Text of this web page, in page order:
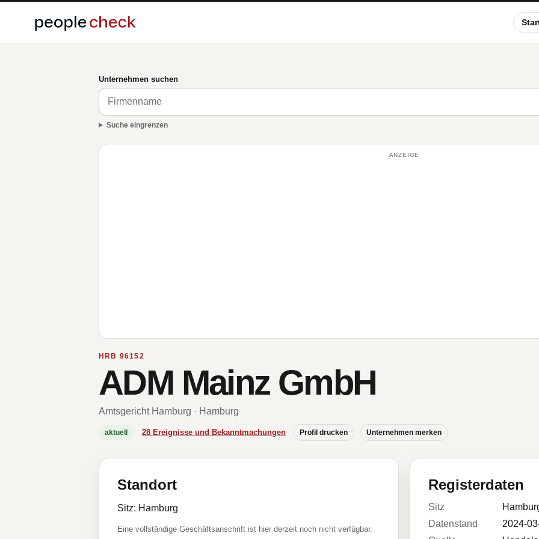
Unternehmen suchen
Suche eingrenzen
ANZEIGE
HRB 96152
ADM Mainz GmbH
Amtsgericht Hamburg · Hamburg
aktuell 28 Ereignisse und Bekanntmachungen Profil drucken Unternehmen merken
Standort
Sitz: Hamburg
Eine vollständige Geschäftsanschrift ist hier derzeit noch nicht verfügbar.
Registerdaten
Sitz
Datenstand
2024-